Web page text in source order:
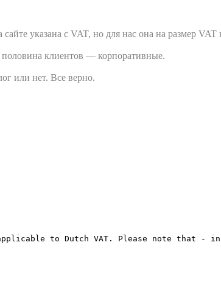
указана с VAT, но для нас она на размер VAT
клиентов — корпоративные.
или нет. Все верно.
to Dutch VAT. Please note that -